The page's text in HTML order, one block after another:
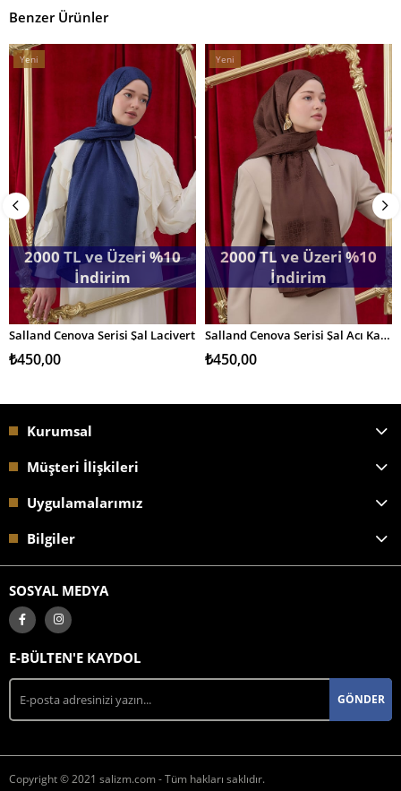
Benzer Ürünler
SEPETE EKLE
Yeni
Ürün
Salland Cenova Serisi Şal Lacivert
2000 TL ve Üzeri %10
İndirim
₺450,00
SEPETE EKLE
Yeni
Ürün
Salland Cenova Serisi Şal Acı Kahve
2000 TL ve Üzeri %10
İndirim
₺450,00
Kurumsal
Müşteri İlişkileri
Uygulamalarımız
Bilgiler
SOSYAL MEDYA
E-BÜLTEN'E KAYDOL
GÖNDER
Copyright © 2021 salizm.com - Tüm hakları saklıdır.